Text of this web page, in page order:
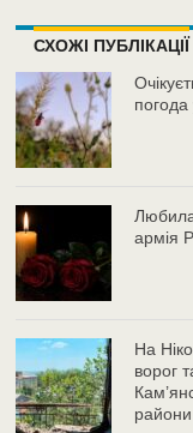
СХОЖІ ПУБЛІКАЦІЇ
погода
армія
На
ворог